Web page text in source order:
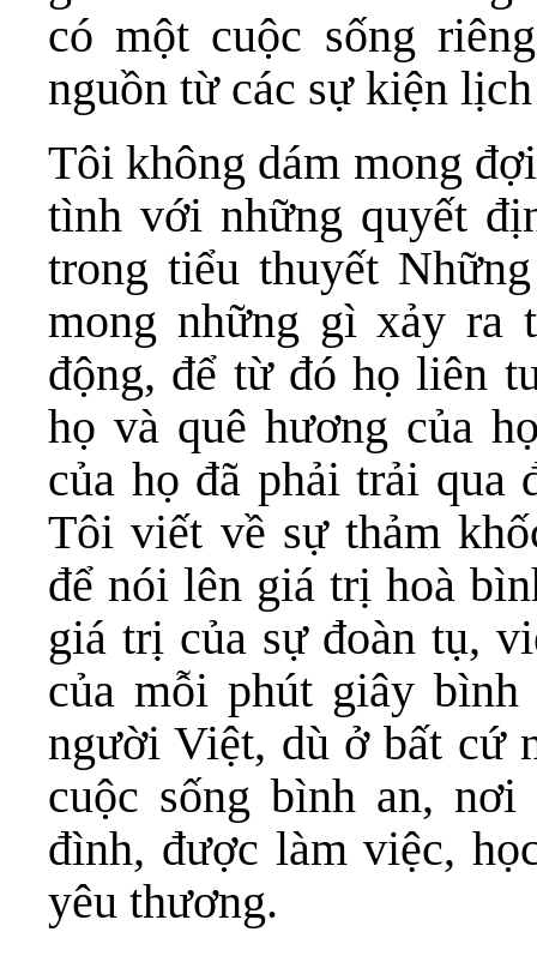
có một cuộc sống
nguồn từ các sự kiện
Tôi không dám mong
tình với những quyết
trong tiểu thuyết
mong những gì xảy ra
động, để từ đó họ liên
họ và quê hương của
của họ đã phải trải qua
Tôi viết về sự thảm
để nói lên giá trị hoà
giá trị của sự đoàn tụ,
của mỗi phút giây
người Việt, dù ở bất cứ
cuộc sống bình an,
đình, được làm việc,
yêu thương.